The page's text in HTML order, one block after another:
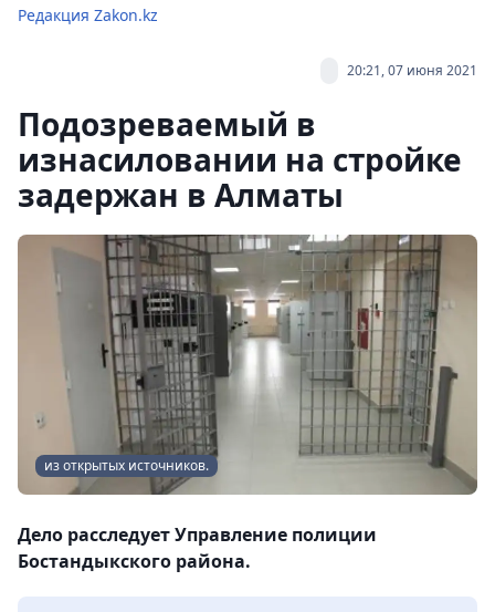
Редакция Zakon.kz
20:21, 07 июня 2021
Подозреваемый в
изнасиловании на стройке
задержан в Алматы
из открытых источников.
Дело расследует Управление полиции
Бостандыкского района.